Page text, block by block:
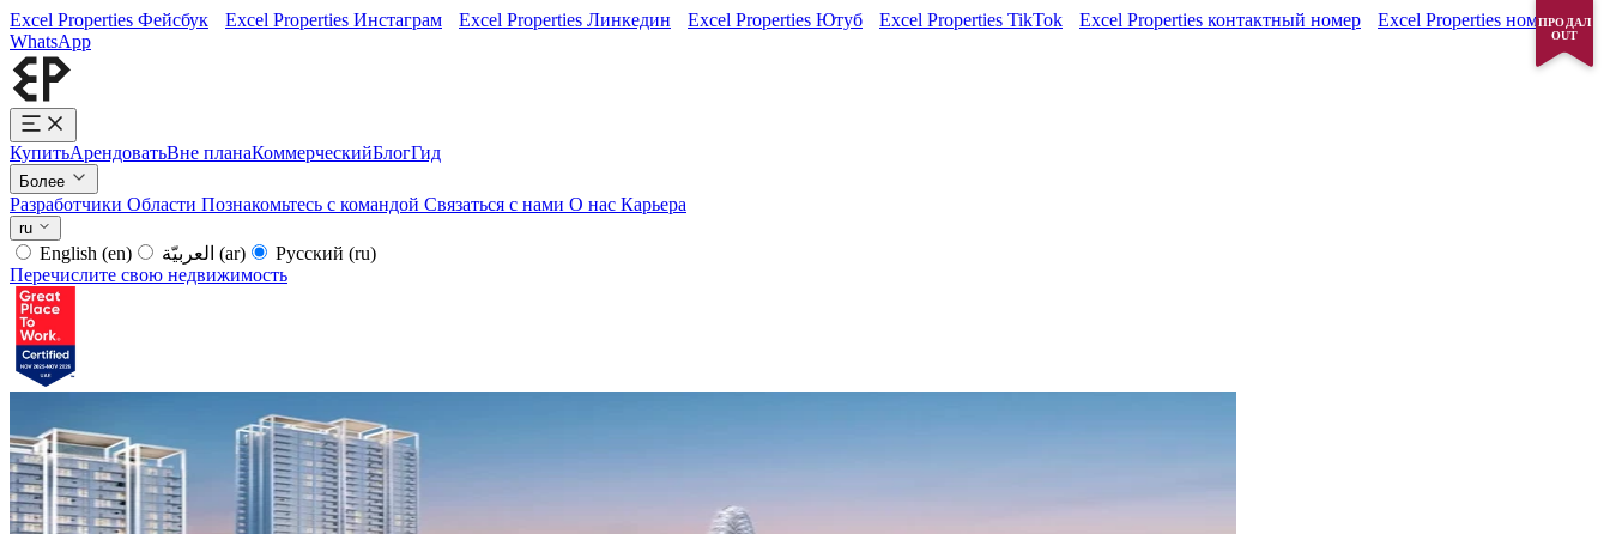
Excel Properties Фейсбук Excel Properties Инстаграм Excel Properties Линкедин Excel Properties Ютуб Excel Properties TikTok Excel Properties контактный номер
Excel Properties номер
WhatsApp
КупитьАрендоватьВне планаКоммерческийБлогГид
Более
Разработчики Области Познакомьтесь с командой Связаться с нами О нас Карьера
ru
English (en) (ar) Русский (ru)
Перечислите свою недвижимость
ПРОДАЛ
OUT